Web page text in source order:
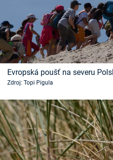
Evropská poušť na severu
Zdroj: Topi Pigula